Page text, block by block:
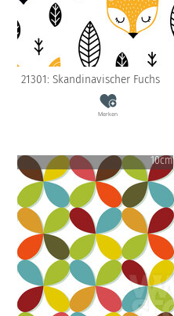
21301: Skandinavischer Fuchs
Merken
10cm